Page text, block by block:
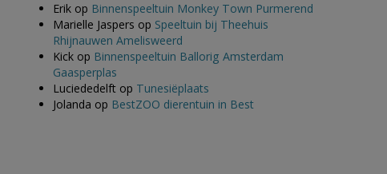
Erik op Binnenspeeltuin Monkey Town Purmerend
Marielle Jaspers op Speeltuin bij Theehuis
Rhijnauwen Amelisweerd
Kick op Binnenspeeltuin Ballorig Amsterdam
Gaasperplas
Luciededelft op Tunesiëplaats
Jolanda op BestZOO dierentuin in Best